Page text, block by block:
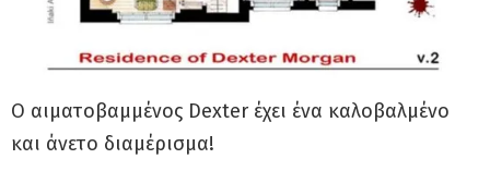
Ο αιματοβαμμένος Dexter έχει ένα καλοβαλμένο
και άνετο διαμέρισμα!